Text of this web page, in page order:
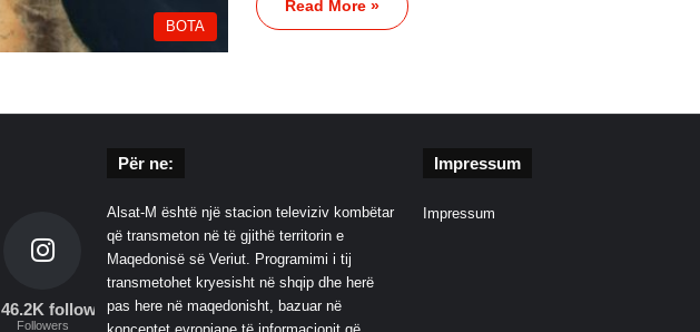
BOTA
Read More »
46.2K followers
Followers
Për ne:
Alsat-M është një stacion televiziv kombëtar
që transmeton në të gjithë territorin e
Maqedonisë së Veriut. Programimi i tij
transmetohet kryesisht në shqip dhe herë
pas here në maqedonisht, bazuar në
Impressum
Impressum